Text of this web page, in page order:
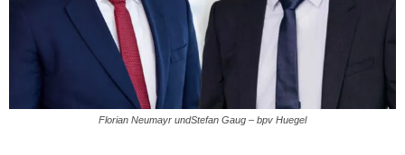
Florian Neumayr undStefan Gaug – bpv Huegel